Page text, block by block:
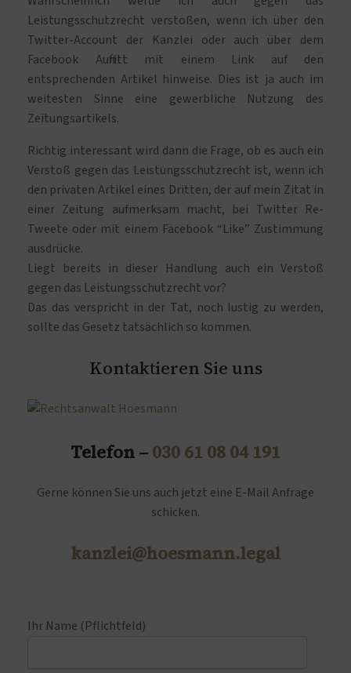
Leistungsschutzrecht verstoßen, wenn ich über den
Twitter-Account der Kanzlei oder auch über dem
Facebook Auftritt mit einem Link auf den
entsprechenden Artikel hinweise. Dies ist ja auch im
weitesten Sinne eine gewerbliche Nutzung des
Zeitungsartikels.
Richtig interessant wird dann die Frage, ob es auch ein
Verstoß gegen das Leistungsschutzrecht ist, wenn ich
den privaten Artikel eines Dritten, der auf mein Zitat in
einer Zeitung aufmerksam macht, bei Twitter Re-
Tweete oder mit einem Facebook “Like” Zustimmung
ausdrücke.
Liegt bereits in dieser Handlung auch ein Verstoß
gegen das Leistungsschutzrecht vor?
Das das verspricht in der Tat, noch lustig zu werden,
sollte das Gesetz tatsächlich so kommen.
Kontaktieren Sie uns
Telefon – 030 61 08 04 191
Gerne können Sie uns auch jetzt eine E-Mail Anfrage
schicken.
kanzlei@hoesmann.legal
Ihr Name (Pflichtfeld)